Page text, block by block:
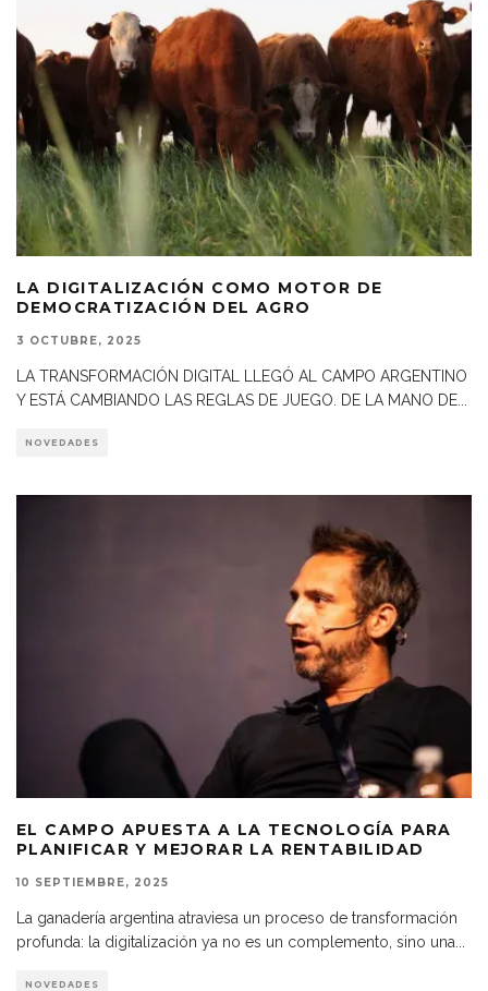
LA DIGITALIZACIÓN COMO MOTOR DE
DEMOCRATIZACIÓN DEL AGRO
3 OCTUBRE, 2025
LA TRANSFORMACIÓN DIGITAL LLEGÓ AL CAMPO ARGENTINO
Y ESTÁ CAMBIANDO LAS REGLAS DE JUEGO. DE LA MANO DE
NOVEDADES
EL CAMPO APUESTA A LA TECNOLOGÍA PARA
PLANIFICAR Y MEJORAR LA RENTABILIDAD
10 SEPTIEMBRE, 2025
La ganadería argentina atraviesa un proceso de transformación
profunda: la digitalización ya no es un complemento, sino una...
NOVEDADES